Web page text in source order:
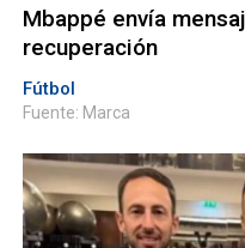
Mbappé envía
recuperación
Fútbol
Fuente: Marca